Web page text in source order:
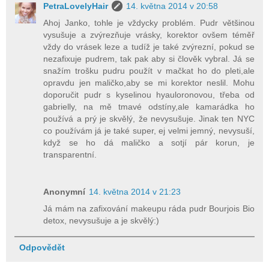
PetraLovelyHair
14. května 2014 v 20:58
Ahoj Janko, tohle je vždycky problém. Pudr většinou
vysušuje a zvýrezňuje vrásky, korektor ovšem téměř
vždy do vrásek leze a tudíž je také zvýrezní, pokud se
nezafixuje pudrem, tak pak aby si člověk vybral. Já se
snažím trošku pudru použít v mačkat ho do pleti,ale
opravdu jen maličko,aby se mi korektor neslil. Mohu
doporučit pudr s kyselinou hyauloronovou, třeba od
gabrielly, na mě tmavé odstíny,ale kamarádka ho
používá a prý je skvělý, že nevysušuje. Jinak ten NYC
co používám já je také super, ej velmi jemný, nevysuší,
když se ho dá maličko a sotjí pár korun, je
transparentní.
Anonymní 14. května 2014 v 21:23
Já mám na zafixování makeupu ráda pudr Bourjois Bio
detox, nevysušuje a je skvělý:)
Odpovědět